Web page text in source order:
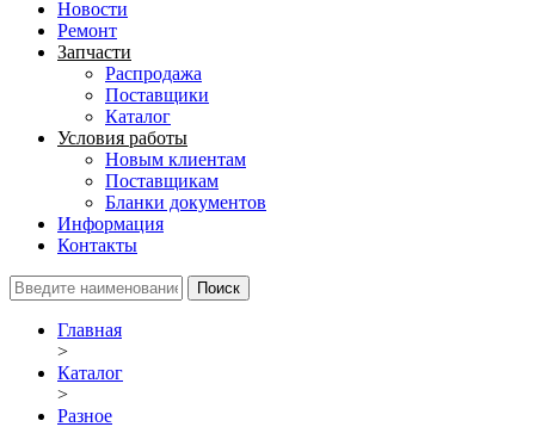
Новости
Ремонт
Запчасти
Распродажа
Поставщики
Каталог
Условия работы
Новым клиентам
Поставщикам
Бланки документов
Информация
Контакты
Главная
>
Каталог
>
Разное